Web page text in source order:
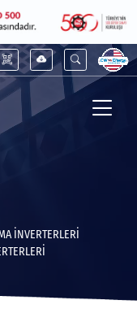
İNVERTERLERI